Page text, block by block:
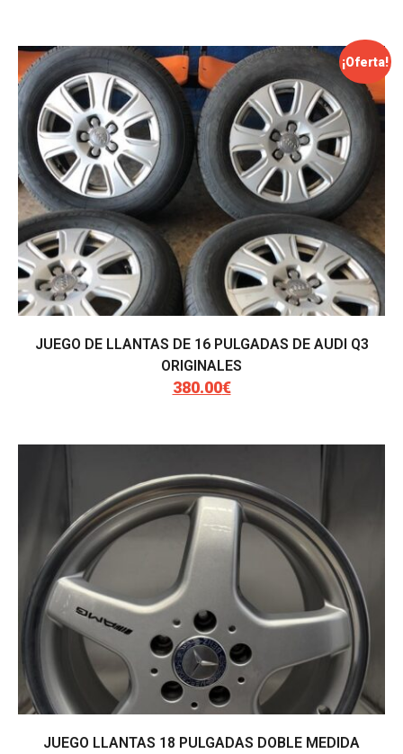
¡Oferta!
JUEGO DE LLANTAS DE 16 PULGADAS DE AUDI Q3
ORIGINALES
El
450.00€.
380.00€El
380.00€.
JUEGO LLANTAS 18 PULGADAS DOBLE MEDIDA